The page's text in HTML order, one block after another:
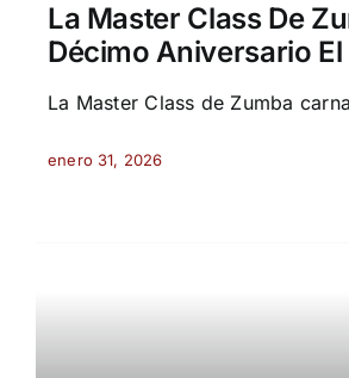
La Master Class De
Décimo Aniversario
La Master Class de Zumba
enero 31, 2026